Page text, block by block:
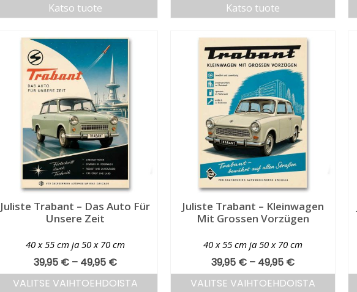
Katso tuote Katso tuote
Juliste Trabant – Das Auto Für
Unsere Zeit
40 x 55 cm ja 50 x 70 cm
39,95 € – 49,95 €
VALITSE VAIHTOEHDOISTA
Juliste Trabant – Kleinwagen
Mit Grossen Vorzügen
40 x 55 cm ja 50 x 70 cm
39,95 € – 49,95 €
VALITSE VAIHTOEHDOISTA